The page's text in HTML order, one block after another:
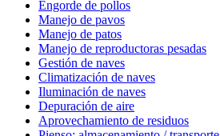
Engorde de pollos
Manejo de pavos
Manejo de patos
Manejo de reproductoras pesadas
Gestión de naves
Climatización de naves
Iluminación de naves
Depuración de aire
Aprovechamiento de residuos